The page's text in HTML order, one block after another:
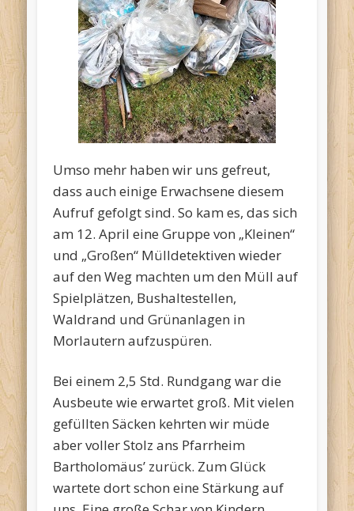
Umso mehr haben wir uns gefreut,
dass auch einige Erwachsene diesem
Aufruf gefolgt sind. So kam es, das sich
am 12. April eine Gruppe von „Kleinen“
und „Großen“ Mülldetektiven wieder
auf den Weg machten um den Müll auf
Spielplätzen, Bushaltestellen,
Waldrand und Grünanlagen in
Morlautern aufzuspüren.
Bei einem 2,5 Std. Rundgang war die
Ausbeute wie erwartet groß. Mit vielen
gefüllten Säcken kehrten wir müde
aber voller Stolz ans Pfarrheim
Bartholomäus’ zurück. Zum Glück
wartete dort schon eine Stärkung auf